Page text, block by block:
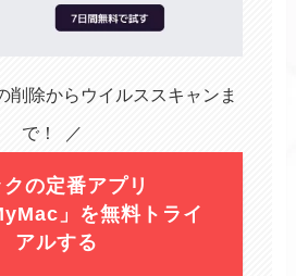
削除からウイルススキャンま
で！ ／
の定番アプリ
」を無料トライ
アルする